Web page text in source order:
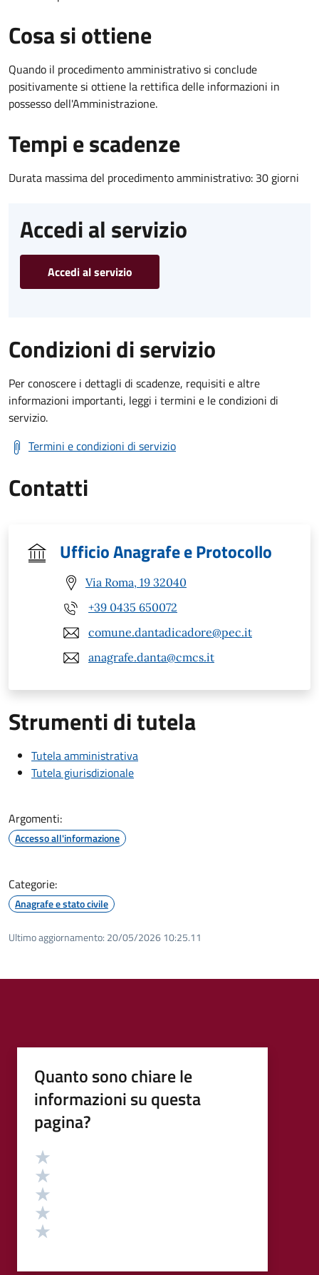
Cosa si ottiene
Quando il procedimento amministrativo si conclude
positivamente si ottiene la rettifica delle informazioni in
possesso dell'Amministrazione.
Tempi e scadenze
Durata massima del procedimento amministrativo: 30 giorni
Accedi al servizio
Accedi al servizio
Condizioni di servizio
Per conoscere i dettagli di scadenze, requisiti e altre
informazioni importanti, leggi i termini e le condizioni di
servizio.
Termini e condizioni di servizio
Contatti
Ufficio Anagrafe e Protocollo
Via Roma, 19 32040
+39 0435 650072
comune.dantadicadore@pec.it
anagrafe.danta@cmcs.it
Strumenti di tutela
Tutela amministrativa
Tutela giurisdizionale
Argomenti:
Accesso all'informazione
Categorie:
Anagrafe e stato civile
Ultimo aggiornamento: 20/05/2026 10:25.11
Quanto sono chiare le
informazioni su questa
pagina?
Valutazione